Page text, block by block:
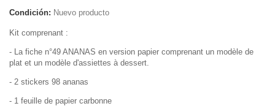
Condición: Nuevo producto
Kit comprenant :
- La fiche n°49 ANANAS en version papier comprenant un modèle de
plat et un modèle d'assiettes à dessert.
- 2 stickers 98 ananas
- 1 feuille de papier carbonne